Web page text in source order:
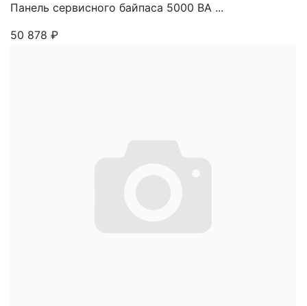
Панель сервисного байпаса 5000 ВА ...
50 878 ₽